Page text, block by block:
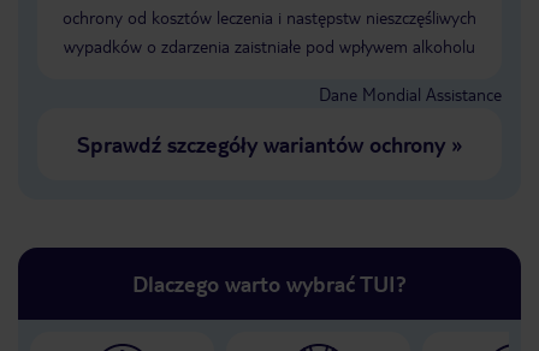
ochrony od kosztów leczenia i następstw nieszczęśliwych
wypadków o zdarzenia zaistniałe pod wpływem alkoholu
Dane Mondial Assistance
Sprawdź szczegóły wariantów ochrony»
Dlaczego warto wybrać TUI?